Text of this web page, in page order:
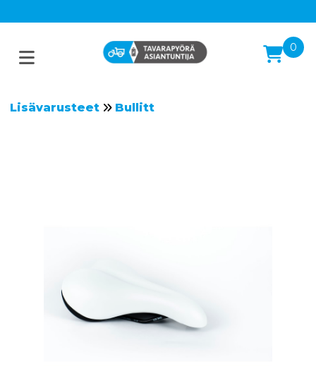
0
Lisävarusteet Bullitt